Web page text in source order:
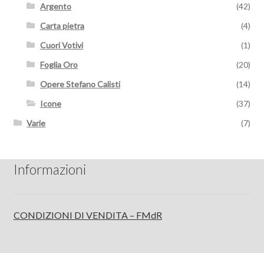
Argento
(42)
Carta pietra
(4)
Cuori Votivi
(1)
Foglia Oro
(20)
Opere Stefano Calisti
(14)
Icone
(37)
Varie
(7)
Informazioni
CONDIZIONI DI VENDITA – FMdR